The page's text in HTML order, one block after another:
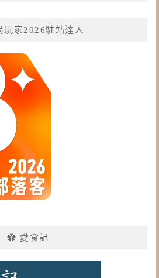
家2026駐站達人
✿ 愛食記